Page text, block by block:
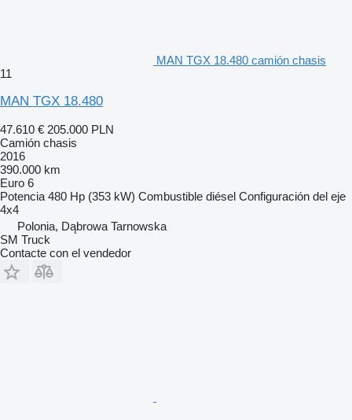
MAN TGX 18.480 camión chasis
11
MAN TGX 18.480
47.610 € 205.000 PLN
Camión chasis
2016
390.000 km
Euro 6
Potencia 480 Hp (353 kW) Combustible diésel Configuración del eje
4x4
Polonia, Dąbrowa Tarnowska
SM Truck
Contacte con el vendedor